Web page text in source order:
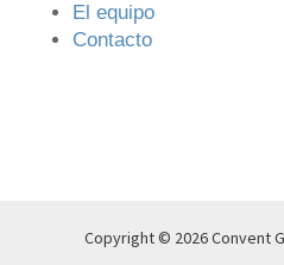
El equipo
Contacto
Copyright © 2026 Convent